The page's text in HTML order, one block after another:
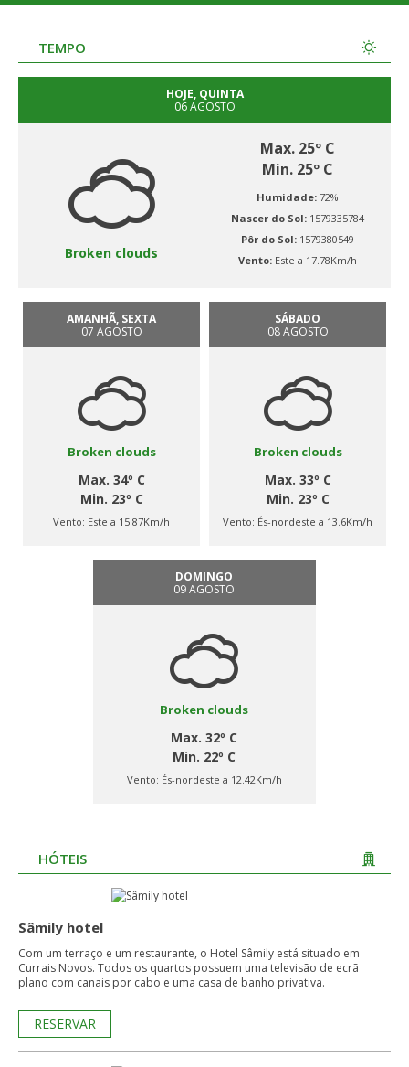
TEMPO
HOJE, QUINTA
06 AGOSTO
Broken clouds
Max. 25º C
Min. 25º C
Humidade: 72%
Nascer do Sol: 1579335784
Pôr do Sol: 1579380549
Vento: Este a 17.78Km/h
AMANHÃ, SEXTA
07 AGOSTO
Broken clouds
Max. 34º C
Min. 23º C
Vento: Este a 15.87Km/h
SÁBADO
08 AGOSTO
Broken clouds
Max. 33º C
Min. 23º C
Vento: És-nordeste a 13.6Km/h
DOMINGO
09 AGOSTO
Broken clouds
Max. 32º C
Min. 22º C
Vento: És-nordeste a 12.42Km/h
HÓTEIS
Sâmily hotel
Com um terraço e um restaurante, o Hotel Sâmily está situado em
Currais Novos. Todos os quartos possuem uma televisão de ecrã
plano com canais por cabo e uma casa de banho privativa.
RESERVAR